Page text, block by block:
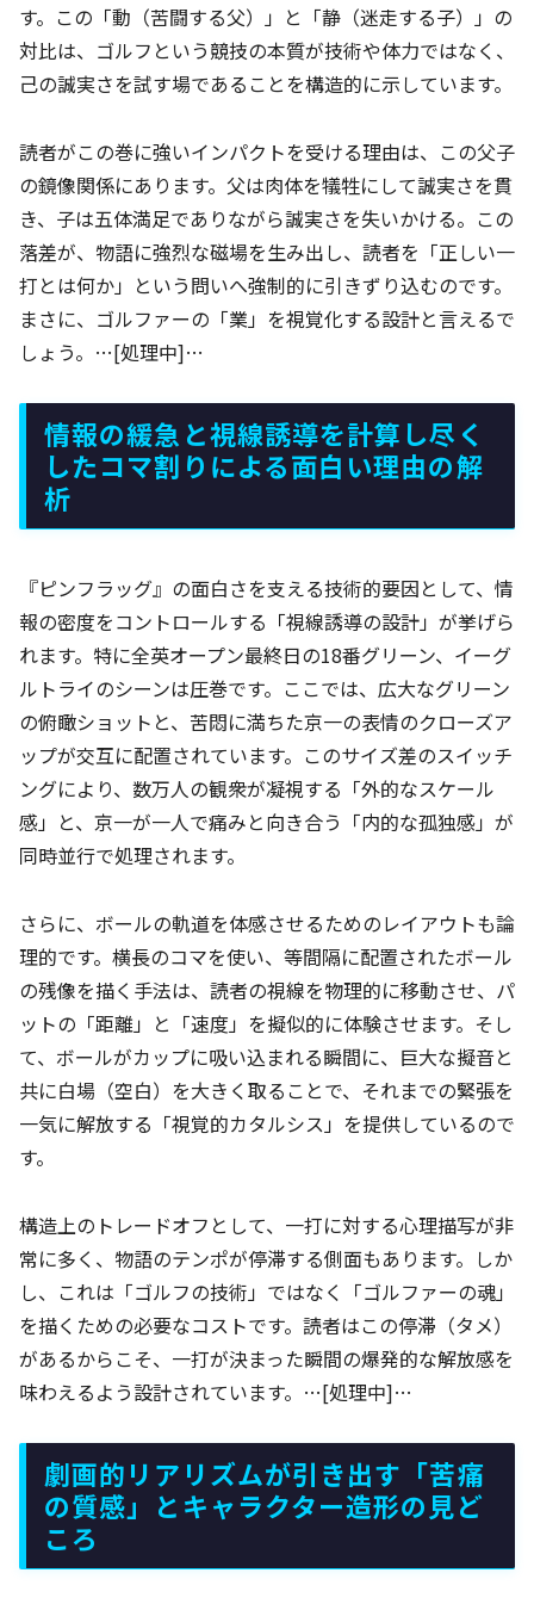
す。この「動（苦闘する父）」と「静（迷走する子）」の
対比は、ゴルフという競技の本質が技術や体力ではなく、
己の誠実さを試す場であることを構造的に示しています。
読者がこの巻に強いインパクトを受ける理由は、この父子
の鏡像関係にあります。父は肉体を犠牲にして誠実さを貫
き、子は五体満足でありながら誠実さを失いかける。この
落差が、物語に強烈な磁場を生み出し、読者を「正しい一
打とは何か」という問いへ強制的に引きずり込むのです。
まさに、ゴルファーの「業」を視覚化する設計と言えるで
しょう。…[処理中]…
情報の緩急と視線誘導を計算し尽く
したコマ割りによる面白い理由の解
析
『ピンフラッグ』の面白さを支える技術的要因として、情
報の密度をコントロールする「視線誘導の設計」が挙げら
れます。特に全英オープン最終日の18番グリーン、イーグ
ルトライのシーンは圧巻です。ここでは、広大なグリーン
の俯瞰ショットと、苦悶に満ちた京一の表情のクローズア
ップが交互に配置されています。このサイズ差のスイッチ
ングにより、数万人の観衆が凝視する「外的なスケール
感」と、京一が一人で痛みと向き合う「内的な孤独感」が
同時並行で処理されます。
さらに、ボールの軌道を体感させるためのレイアウトも論
理的です。横長のコマを使い、等間隔に配置されたボール
の残像を描く手法は、読者の視線を物理的に移動させ、パ
ットの「距離」と「速度」を擬似的に体験させます。そし
て、ボールがカップに吸い込まれる瞬間に、巨大な擬音と
共に白場（空白）を大きく取ることで、それまでの緊張を
一気に解放する「視覚的カタルシス」を提供しているので
す。
構造上のトレードオフとして、一打に対する心理描写が非
常に多く、物語のテンポが停滞する側面もあります。しか
し、これは「ゴルフの技術」ではなく「ゴルファーの魂」
を描くための必要なコストです。読者はこの停滞（タメ）
があるからこそ、一打が決まった瞬間の爆発的な解放感を
味わえるよう設計されています。…[処理中]…
劇画的リアリズムが引き出す「苦痛
の質感」とキャラクター造形の見ど
ころ